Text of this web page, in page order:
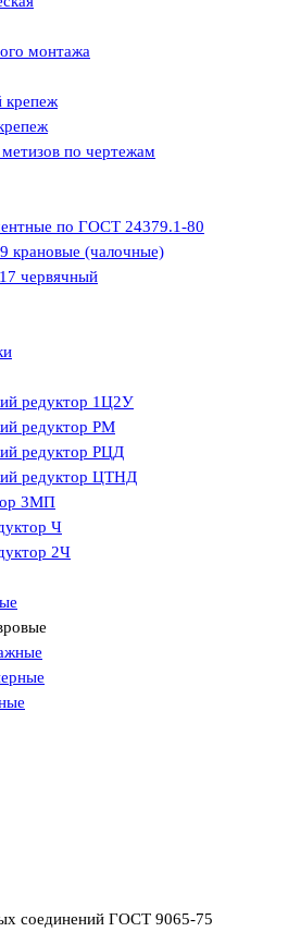
монтажа
крепеж
по чертежам
по ГОСТ 24379.1-80
крановые (чалочные)
червячный
редуктор 1Ц2У
редуктор РМ
редуктор РЦД
редуктор ЦТНД
3МП
Ч
2Ч
соединений ГОСТ 9065-75